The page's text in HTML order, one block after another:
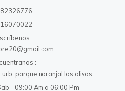
parque naranjal los olivos
- 09:00 Am a 06:00 Pm